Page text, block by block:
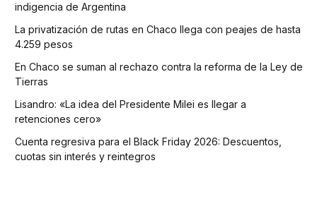
indigencia de Argentina
La privatización de rutas en Chaco llega con peajes de hasta
4.259 pesos
En Chaco se suman al rechazo contra la reforma de la Ley de
Tierras
Lisandro: «La idea del Presidente Milei es llegar a
retenciones cero»
Cuenta regresiva para el Black Friday 2026: Descuentos,
cuotas sin interés y reintegros